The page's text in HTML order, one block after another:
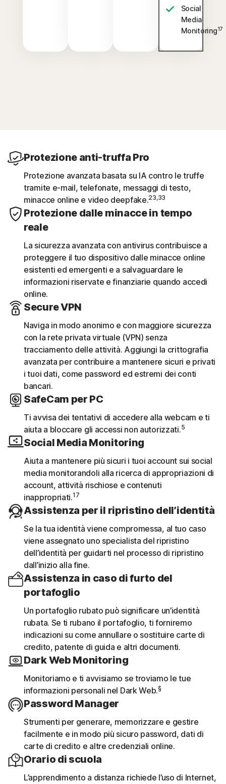
Social
Media
Monitoring17
Protezione anti-truffa Pro
Protezione avanzata basata su IA contro le truffe
tramite e-mail, telefonate, messaggi di testo,
minacce online e video deepfake.23,33
Protezione dalle minacce in tempo
reale
La sicurezza avanzata con antivirus contribuisce a
proteggere il tuo dispositivo dalle minacce online
esistenti ed emergenti e a salvaguardare le
informazioni riservate e finanziarie quando accedi
online.
Secure VPN
Naviga in modo anonimo e con maggiore sicurezza
con la rete privata virtuale (VPN) senza
tracciamento delle attività. Aggiungi la crittografia
avanzata per contribuire a mantenere sicuri e privati
i tuoi dati, come password ed estremi dei conti
bancari.
SafeCam per PC
Ti avvisa dei tentativi di accedere alla webcam e ti
aiuta a bloccare gli accessi non autorizzati.5
Social Media Monitoring
Aiuta a mantenere più sicuri i tuoi account sui social
media monitorandoli alla ricerca di appropriazioni di
account, attività rischiose e contenuti
inappropriati.17
Assistenza per il ripristino dell’identità
Se la tua identità viene compromessa, al tuo caso
viene assegnato uno specialista del ripristino
dell’identità per guidarti nel processo di ripristino
dall’inizio alla fine.
Assistenza in caso di furto del
portafoglio
Un portafoglio rubato può significare un’identità
rubata. Se ti rubano il portafoglio, ti forniremo
indicazioni su come annullare o sostituire carte di
credito, patente di guida e altri documenti.
Dark Web Monitoring
Monitoriamo e ti avvisiamo se troviamo le tue
informazioni personali nel Dark Web.§
Password Manager
Strumenti per generare, memorizzare e gestire
facilmente e in modo più sicuro password, dati di
carte di credito e altre credenziali online.
Orario di scuola
L’apprendimento a distanza richiede l’uso di Internet,